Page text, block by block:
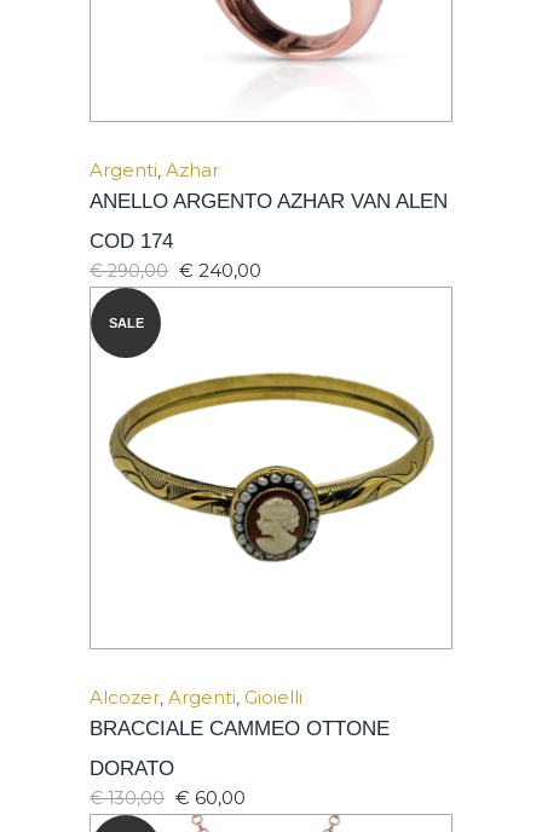
Argenti, Azhar
ANELLO ARGENTO AZHAR VAN ALEN
COD 174
€290,00 € 240,00
SALE
Alcozer, Argenti, Gioielli
BRACCIALE CAMMEO OTTONE
DORATO
€130,00 € 60,00